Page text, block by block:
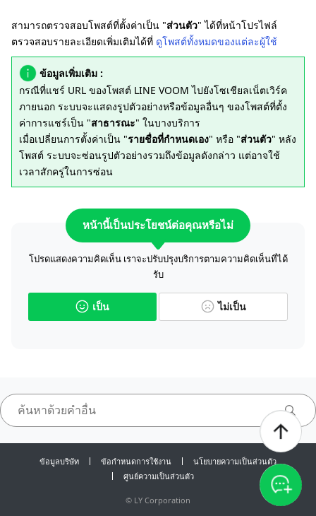
สามารถตรวจสอบโพสต์ที่ตั้งค่าเป็น "ส่วนตัว" ได้ที่หน้าโปรไฟล์
ตรวจสอบรายละเอียดเพิ่มเติมได้ที่ ดูโพสต์ทั้งหมดของแต่ละผู้ใช้
ข้อมูลเพิ่มเติม :
กรณีที่แชร์ URL ของโพสต์ LINE VOOM ไปยังโซเชียลเน็ตเวิร์ค
ภายนอก ระบบจะแสดงรูปตัวอย่างหรือข้อมูลอื่นๆ ของโพสต์ที่ตั้ง
ค่าการแชร์เป็น "สาธารณะ" ในบางบริการ
เมื่อเปลี่ยนการตั้งค่าเป็น "รายชื่อที่กำหนดเอง" หรือ "ส่วนตัว" หลัง
โพสต์ ระบบจะซ่อนรูปตัวอย่างรวมถึงข้อมูลดังกล่าว แต่อาจใช้
เวลาสักครู่ในการซ่อน
หน้านี้เป็นประโยชน์ต่อคุณหรือไม่
โปรดแสดงความคิดเห็น เราจะปรับปรุงบริการตามความคิดเห็นที่ได้
รับ
เป็น ไม่เป็น
ข้อมูลบริษัท ข้อกำหนดการใช้งาน
นโยบายความเป็นส่วนตัว
ศูนย์ความเป็นส่วนตัว
© LY Corporation